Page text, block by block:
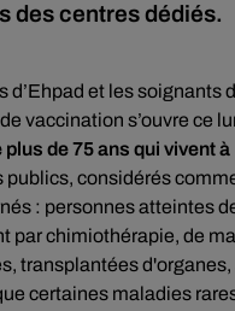
des centres dédiés.
d’Ehpad et les soignants
vaccination s’ouvre ce
de 75 ans qui vivent à
publics, considérés
: personnes atteintes
par chimiothérapie, de
transplantées
certaines maladies